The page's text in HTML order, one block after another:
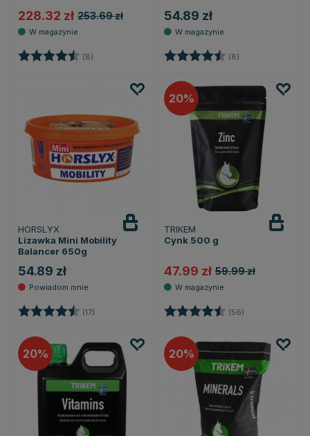
228.32 zł 253.69 zł
Ocena: (8) 4.6 na 5 gwiazdek
54.89 zł
Ocena: (8)
HORSLYX
Lizawka Mini Mobility
Balancer 650g
54.89 zł
Ocena: (17) 4.8 na 5 gwiazdek
20
TRIKEM
Cynk 500 g
47.99 zł 59.99 zł
Ocena: (56)
20 20